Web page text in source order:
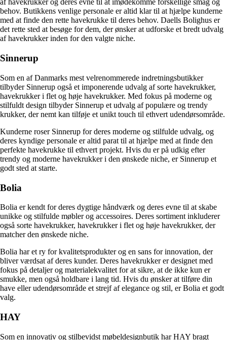
af havekrukker og deres evne til at imødekomme forskellige smag og
behov. Butikkens venlige personale er altid klar til at hjælpe kunderne
med at finde den rette havekrukke til deres behov. Daells Bolighus er
det rette sted at besøge for dem, der ønsker at udforske et bredt udvalg
af havekrukker inden for den valgte niche.
Sinnerup
Som en af Danmarks mest velrenommerede indretningsbutikker
tilbyder Sinnerup også et imponerende udvalg af sorte havekrukker,
havekrukker i flet og høje havekrukker. Med fokus på moderne og
stilfuldt design tilbyder Sinnerup et udvalg af populære og trendy
krukker, der nemt kan tilføje et unikt touch til ethvert udendørsområde.
Kunderne roser Sinnerup for deres moderne og stilfulde udvalg, og
deres kyndige personale er altid parat til at hjælpe med at finde den
perfekte havekrukke til ethvert projekt. Hvis du er på udkig efter
trendy og moderne havekrukker i den ønskede niche, er Sinnerup et
godt sted at starte.
Bolia
Bolia er kendt for deres dygtige håndværk og deres evne til at skabe
unikke og stilfulde møbler og accessoires. Deres sortiment inkluderer
også sorte havekrukker, havekrukker i flet og høje havekrukker, der
matcher den ønskede niche.
Bolia har et ry for kvalitetsprodukter og en sans for innovation, der
bliver værdsat af deres kunder. Deres havekrukker er designet med
fokus på detaljer og materialekvalitet for at sikre, at de ikke kun er
smukke, men også holdbare i lang tid. Hvis du ønsker at tilføre din
have eller udendørsområde et strejf af elegance og stil, er Bolia et godt
valg.
HAY
Som en innovativ og stilbevidst møbeldesignbutik har HAY bragt